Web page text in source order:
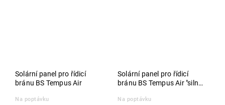
Solární panel pro řídicí
bránu BS Tempus Air
Na poptávku
Solární panel pro řídicí
bránu BS Tempus Air "silný
Na poptávku